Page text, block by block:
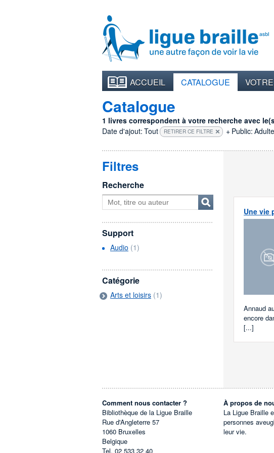
ACCUEIL CATALOGUE
Catalogue
1 livres correspondent à votre recherche avec
Date d'ajout: Tout RETIRER CE FILTRE + Public: Adulte
Une vie
Annaud
encore
[...]
Filtres
Recherche
Support
Audio (1)
Catégorie
Arts et loisirs (1)
Comment nous contacter ?
Bibliothèque de la Ligue Braille
Rue d'Angleterre 57
1060 Bruxelles
Belgique
Tel. 02 533 32 40
À propos de
La Ligue Braille
personnes
leur vie.